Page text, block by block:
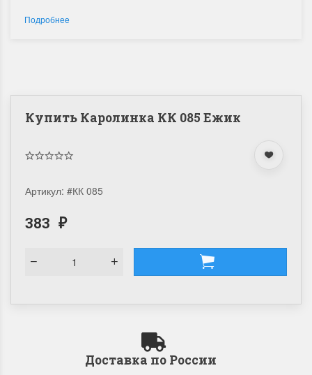
Подробнее
Купить Каролинка КК 085 Ежик
Артикул: #КК 085
383 ₽
Доставка по России